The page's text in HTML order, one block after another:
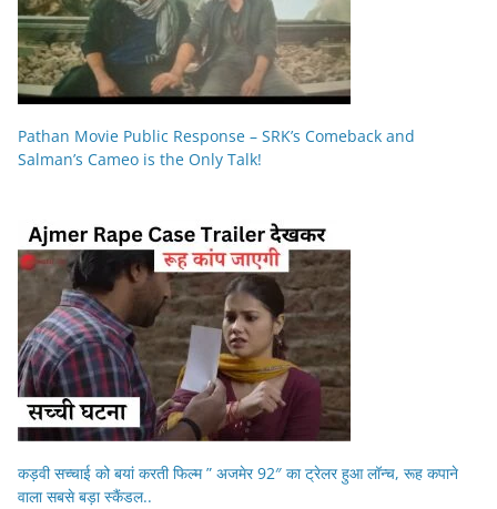
Pathan Movie Public Response – SRK’s Comeback and
Salman’s Cameo is the Only Talk!
कड़वी सच्चाई को बयां करती फिल्म ” अजमेर 92″ का ट्रेलर हुआ लॉन्च, रूह कपाने
वाला सबसे बड़ा स्कैंडल..